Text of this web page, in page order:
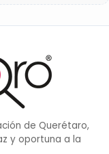
de Querétaro,
y oportuna a la